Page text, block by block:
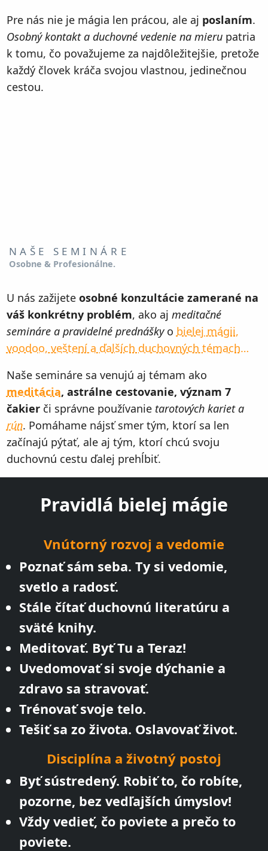
Pre nás nie je mágia len prácou, ale aj poslaním.
Osobný kontakt a duchovné vedenie na mierupatria
k tomu, čo považujeme za najdôležitejšie, pretože
každý človek kráča svojou vlastnou, jedinečnou
cestou.
NAŠE SEMINÁRE
Osobne & Profesionálne.
U nás zažijete osobné konzultácie zamerané na
váš konkrétny problém, ako aj meditačné
semináre a pravidelné prednáškyo bielej mágii,
voodoo, veštení a ďalších duchovných témach…
Naše semináre sa venujú aj témam ako
meditácia, astrálne cestovanie, význam 7
čakierči správne používanie tarotových kariet a
rún. Pomáhame nájsť smer tým, ktorí sa len
začínajú pýtať, ale aj tým, ktorí chcú svoju
duchovnú cestu ďalej prehĺbiť.
Pravidlá bielej mágie
Vnútorný rozvoj a vedomie
Poznať sám seba. Ty si vedomie,
svetlo a radosť.
Stále čítať duchovnú literatúru a
sväté knihy.
Meditovať. Byť Tu a Teraz!
Uvedomovať si svoje dýchanie a
zdravo sa stravovať.
Trénovať svoje telo.
Tešiť sa zo života. Oslavovať život.
Disciplína a životný postoj
Byť sústredený. Robiť to, čo robíte,
pozorne, bez vedľajších úmyslov!
Vždy vedieť, čo poviete a prečo to
poviete.